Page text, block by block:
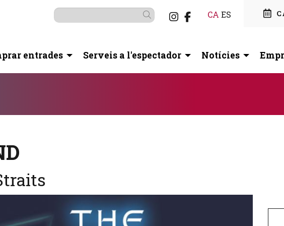
CA ES
Link a instagram
Link a facebook
Cercar
entrades Serveis a l'espectador Notícies